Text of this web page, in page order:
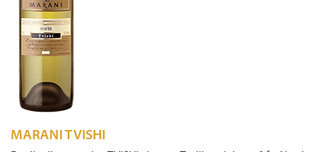
MARANI TVISHI